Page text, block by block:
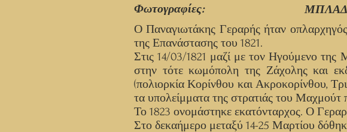
Φωτογραφίες:
Ο Παναγιωτάκης Γεραρής ήταν
της Επανάστασης του 1821.
Στις 14/03/1821 μαζί με τον Ηγούμενο
στην τότε κωμόπολη της Ζάχολης και
(πολιορκία Κορίνθου και Ακροκορίνθου,
τα υπολείμματα της στρατιάς του
Το 1823 ονομάστηκε εκατόνταρχος. Ο
Στο δεκαήμερο μεταξύ 14-25 Μαρτίου